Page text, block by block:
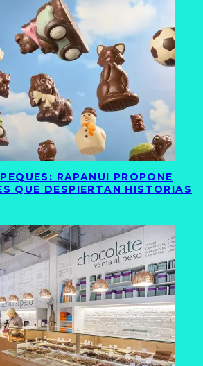
RAPANUI PROPONE
QUE DESPIERTAN HISTORIAS